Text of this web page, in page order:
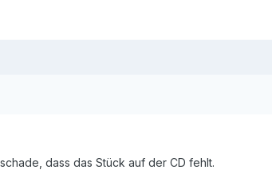
dass das Stück auf der CD fehlt.